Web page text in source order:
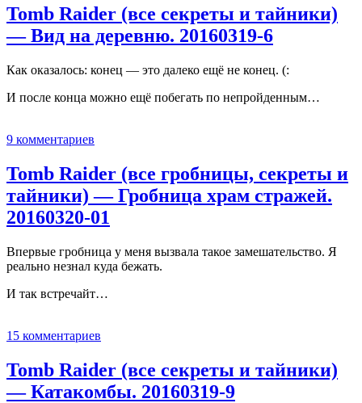
Tomb Raider (все секреты и тайники)
— Вид на деревню. 20160319-6
Как оказалось: конец — это далеко ещё не конец. (:
И после конца можно ещё побегать по непройденным…
9 комментариев
Tomb Raider (все гробницы, секреты и
тайники) — Гробница храм стражей.
20160320-01
Впервые гробница у меня вызвала такое замешательство. Я
реально незнал куда бежать.
И так встречайт…
15 комментариев
Tomb Raider (все секреты и тайники)
— Катакомбы. 20160319-9